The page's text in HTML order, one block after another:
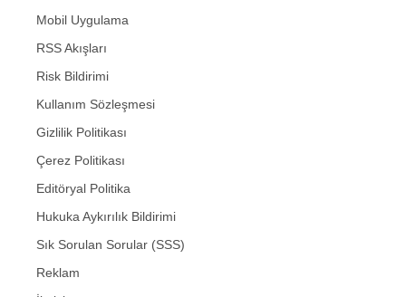
Mobil Uygulama
RSS Akışları
Risk Bildirimi
Kullanım Sözleşmesi
Gizlilik Politikası
Çerez Politikası
Editöryal Politika
Hukuka Aykırılık Bildirimi
Sık Sorulan Sorular (SSS)
Reklam